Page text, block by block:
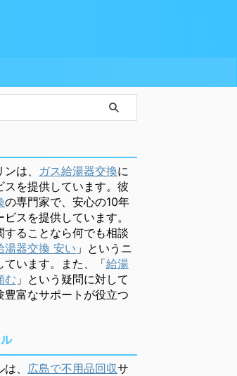
は、 ガス給湯器交換に
スを提供しています。彼
の専門家で、安心の10年
スを提供しています。
することなら何でも相談
湯器交換 安い 」というニ
ています。また、「給湯
む 」という疑問に対して
豊富なサポートが役立つ
、 広島で不用品回収サ